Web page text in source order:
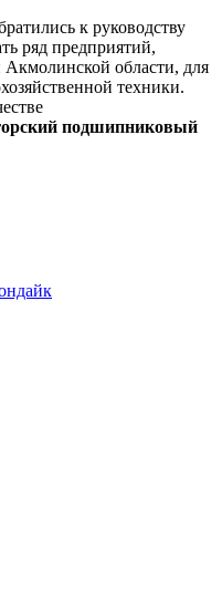
к руководству
ряд предприятий,
области, для
техники.
подшипниковый